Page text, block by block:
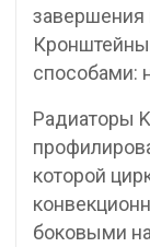
завершения
способами:
Радиаторы
которой
боковыми